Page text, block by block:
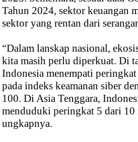
Tahun 2024, sektor keuangan
sektor yang rentan dari
“Dalam lanskap nasional,
kita masih perlu diperkuat. Di
Indonesia menempati
pada indeks keamanan siber
100. Di Asia Tenggara,
menduduki peringkat 5 dari 10
ungkapnya.